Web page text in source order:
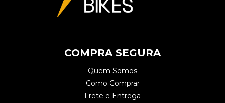
COMPRA SEGURA
Quem Somos
Como Comprar
Frete e Entrega